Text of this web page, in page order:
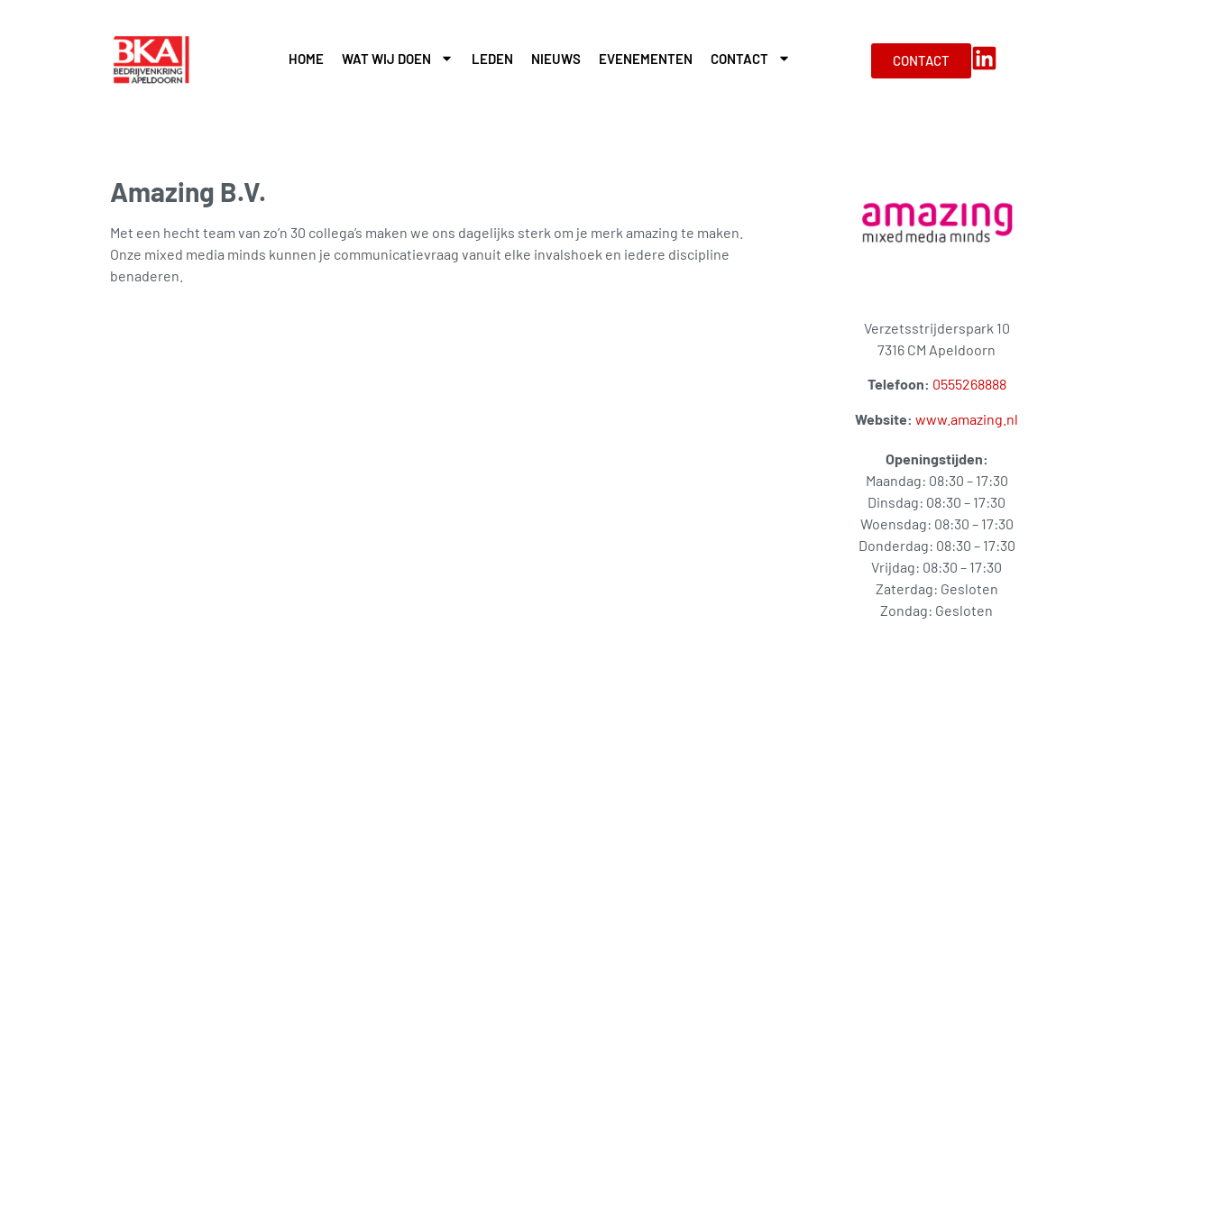
HOME WAT WIJ DOEN LEDEN NIEUWS EVENEMENTEN CONTACT CONTACT
Amazing B.V.
Met een hecht team van zo’n 30 collega’s maken we ons dagelijks sterk om je merk amazing te maken.
Onze mixed media minds kunnen je communicatievraag vanuit elke invalshoek en iedere discipline
benaderen.
Verzetsstrijderspark 10
7316 CM Apeldoorn
Telefoon: 0555268888
Website: www.amazing.nl
Openingstijden:
Maandag: 08:30 – 17:30
Dinsdag: 08:30 – 17:30
Woensdag: 08:30 – 17:30
Donderdag: 08:30 – 17:30
Vrijdag: 08:30 – 17:30
Zaterdag: Gesloten
Zondag: Gesloten